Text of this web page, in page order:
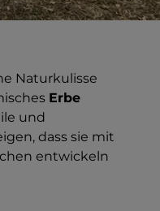
Naturkulisse
Erbe
und
dass sie mit
entwickeln